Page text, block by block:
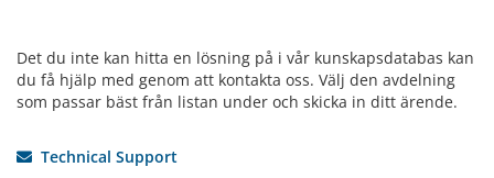
Det du inte kan hitta en lösning på i vår kunskapsdatabas kan
du få hjälp med genom att kontakta oss. Välj den avdelning
som passar bäst från listan under och skicka in ditt ärende.
Technical Support